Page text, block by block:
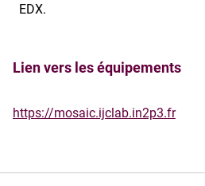
EDX.
Lien vers les équipements
https://mosaic.ijclab.in2p3.fr